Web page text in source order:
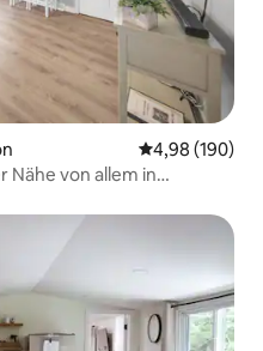
4,98 (190)
Nähe von allem in